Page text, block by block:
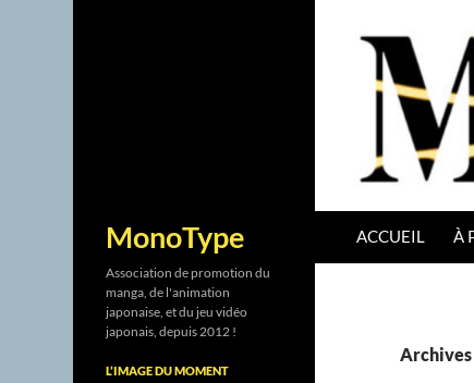
MonoType ACCUEIL À
Archives
Association de promotion du
manga, de l'animation
japonaise, et du jeu vidéo
japonais, depuis 2012 !
L’IMAGE DU MOMENT